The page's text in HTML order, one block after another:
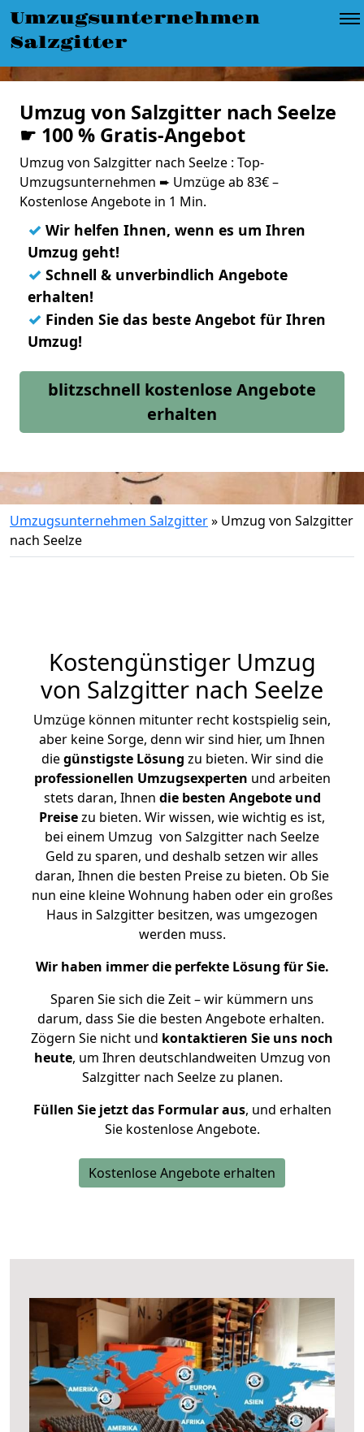
Umzugsunternehmen
Salzgitter
Umzug von Salzgitter nach Seelze
☛ 100 % Gratis-Angebot
Umzug von Salzgitter nach Seelze : Top-
Umzugsunternehmen ➨ Umzüge ab 83€ –
Kostenlose Angebote in 1 Min.
✓ Wir helfen Ihnen, wenn es um Ihren
Umzug geht!
✓ Schnell & unverbindlich Angebote
erhalten!
✓ Finden Sie das beste Angebot für Ihren
Umzug!
blitzschnell kostenlose Angebote
erhalten
Umzugsunternehmen Salzgitter» Umzug von Salzgitter
nach Seelze
Kostengünstiger Umzug
von Salzgitter nach Seelze
Umzüge können mitunter recht kostspielig sein,
aber keine Sorge, denn wir sind hier, um Ihnen
diegünstigste Lösung zu bieten. Wir sind die
professionellen Umzugsexperten und arbeiten
stets daran, Ihnen die besten Angebote und
Preisezu bieten. Wir wissen, wie wichtig es ist,
bei einem Umzug von Salzgitter nach Seelze
Geld zu sparen, und deshalb setzen wir alles
daran, Ihnen die besten Preise zu bieten. Ob Sie
nun eine kleine Wohnung haben oder ein großes
Haus in Salzgitter besitzen, was umgezogen
werden muss.
Wir haben immer die perfekte Lösung für Sie.
Sparen Sie sich die Zeit – wir kümmern uns
darum, dass Sie die besten Angebote erhalten.
Zögern Sie nicht und kontaktieren Sie uns noch
heute, um Ihren deutschlandweiten Umzug von
Salzgitter nach Seelze zu planen.
Füllen Sie jetzt das Formular aus, und erhalten
Sie kostenlose Angebote.
Kostenlose Angebote erhalten